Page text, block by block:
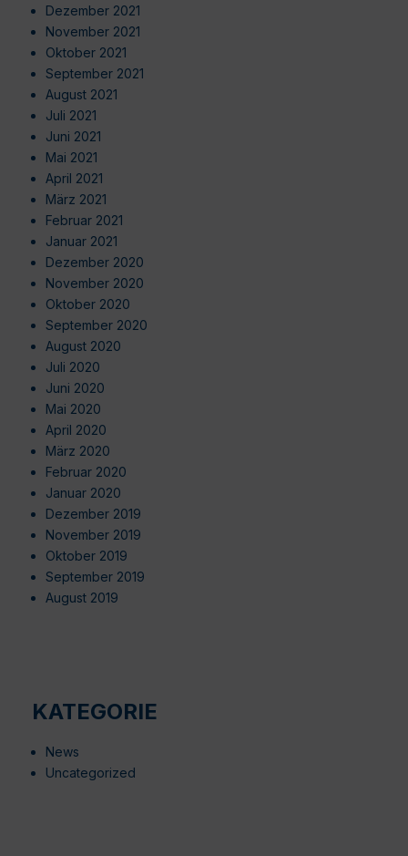
Dezember 2021
November 2021
Oktober 2021
September 2021
August 2021
Juli 2021
Juni 2021
Mai 2021
April 2021
März 2021
Februar 2021
Januar 2021
Dezember 2020
November 2020
Oktober 2020
September 2020
August 2020
Juli 2020
Juni 2020
Mai 2020
April 2020
März 2020
Februar 2020
Januar 2020
Dezember 2019
November 2019
Oktober 2019
September 2019
August 2019
KATEGORIE
News
Uncategorized